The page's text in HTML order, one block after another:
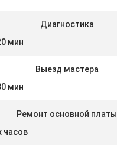
Диагностика
мин
Выезд мастера
мин
Ремонт основной платы
часов